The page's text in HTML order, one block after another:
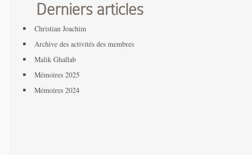
Derniers articles
Christian Joachim
Archive des activités des membres
Malik Ghallab
Mémoires 2025
Mémoires 2024